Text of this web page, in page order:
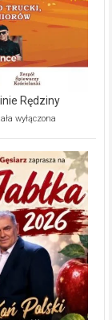
Rędziny
wyłączona